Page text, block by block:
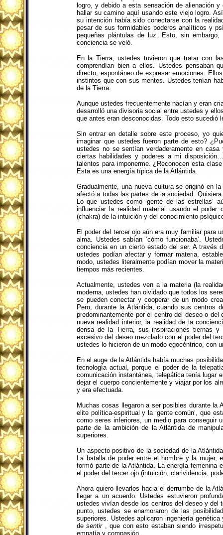
logro, y debido a esta sensación de alienación
hallar su camino aquí usando este viejo logro.
su intención había sido conectarse con la
pesar de sus formidables poderes analíticos y
pequeñas plántulas de luz. Esto, sin
conciencia se veló.
En la Tierra, ustedes tuvieron que tratar con
comprendían bien a ellos. Ustedes pensaban
directo, espontáneo de expresar emociones.
instintos que con sus mentes. Ustedes tenían
de la Tierra.
Aunque ustedes frecuentemente nacían y eran
desarrolló una divisoria social entre ustedes y
que antes eran desconocidas. Todo esto
Sin entrar en detalle sobre este proceso, yo
imaginar que ustedes fueron parte de esto?
ustedes no se sentían verdaderamente en
ciertas habilidades y poderes a mi
talentos para imponerme. ¿Reconocen esta
Esta es una energía típica de la Atlántida.
Gradualmente, una nueva cultura se originó en
afectó a todas las partes de la sociedad.
Lo que ustedes como ‘gente de las estrellas’
influenciar la realidad material usando el
(chakra) de la intuición y del conocimiento
El poder del tercer ojo aún era muy familiar para
alma. Ustedes sabían ‘cómo funcionaba’.
conciencia en un cierto estado del ser. A través
ustedes podían afectar y formar materia,
modo, ustedes literalmente podían mover la
tiempos más recientes.
Actualmente, ustedes ven a la materia (la
moderna, ustedes han olvidado que todos los
se pueden conectar y cooperar de un modo
Pero, durante la Atlántida, cuando sus centros
predominantemente por el centro del deseo o del
nueva realidad interior, la realidad de la
densa de la Tierra, sus inspiraciones tiernas
excesivo del deseo mezclado con el poder del
ustedes lo hicieron de un modo egocéntrico, con
En el auge de la Atlántida había muchas
tecnología actual, porque el poder de la
comunicación instantánea, telepática tenía lugar
dejar el cuerpo concientemente y viajar por los
y era efectuada.
Muchas cosas llegaron a ser posibles durante la
elite política-espiritual y la ‘gente común’, que
como seres inferiores, un medio para conseguir
parte de la ambición de la Atlántida de
superiores.
Un aspecto positivo de la sociedad de la
La batalla de poder entre el hombre y la mujer,
formó parte de la Atlántida. La energía femenina
el poder del tercer ojo (intuición, clarividencia,
Ahora quiero llevarlos hacia el derrumbe de la
llegar a un acuerdo. Ustedes estuvieron
ustedes vivían desde los centros del deseo y del
punto, ustedes se enamoraron de las
superiores. Ustedes aplicaron ingeniería
desentir, que con esto estaban siendo
empatía y compasión.